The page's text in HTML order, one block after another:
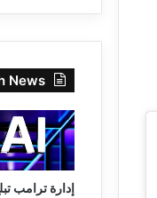
News
إدارة ترامب